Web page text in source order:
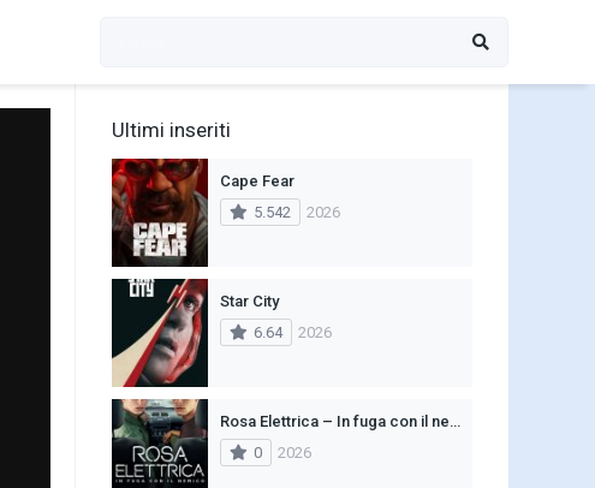
Ultimi inseriti
Cape Fear
5.542
2026
Star City
6.64
2026
Rosa Elettrica – In fuga con il nemico
0
2026